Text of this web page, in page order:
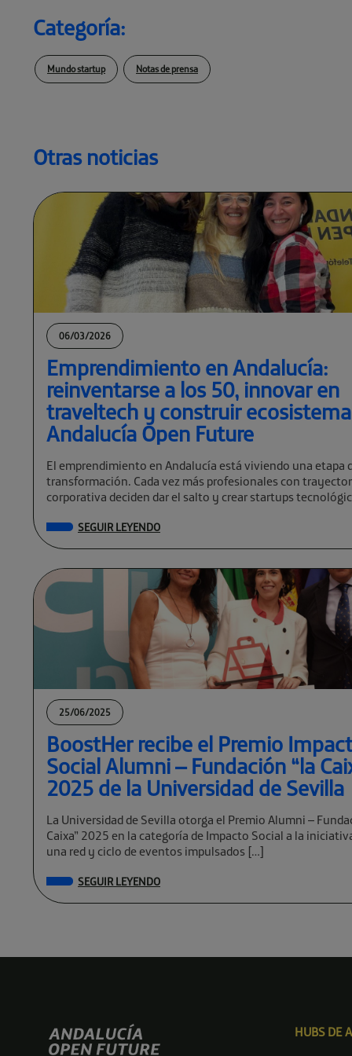
Categoría:
Mundo startup Notas de prensa
Otras noticias
06/03/2026
Emprendimiento en Andalucía:
reinventarse a los 50, innovar en
traveltech y construir
Andalucía Open Future
El emprendimiento en Andalucía está viviendo una etapa
transformación. Cada vez más profesionales con
corporativa deciden dar el salto y crear startups
SEGUIR LEYENDO
25/06/2025
BoostHer recibe el Premio
Social Alumni – Fundación “la
2025 de la Universidad de Sevilla
La Universidad de Sevilla otorga el Premio Alumni –
Caixa” 2025 en la categoría de Impacto Social a la
una red y ciclo de eventos impulsados […]
SEGUIR LEYENDO
HUBS DE